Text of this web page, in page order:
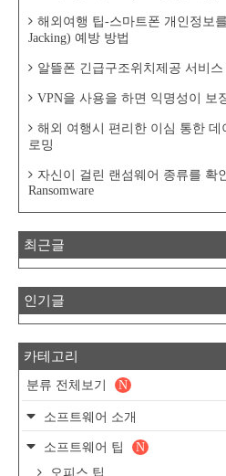
해외여행 팁-스마트폰 개인정보
Jacking) 예방 방법
알뜰폰 긴급구조위치제공 서비
VPN을 사용을 하면 익명성이 보
해외 여행시 편리한 이심 통한 데
로밍
자신이 걸린 랜섬웨어 종류를 확
Ransomware
최근글
인기글
카테고리
분류 전체보기 N
소프트웨어 소개
소프트웨어 팁
N
오피스 팁